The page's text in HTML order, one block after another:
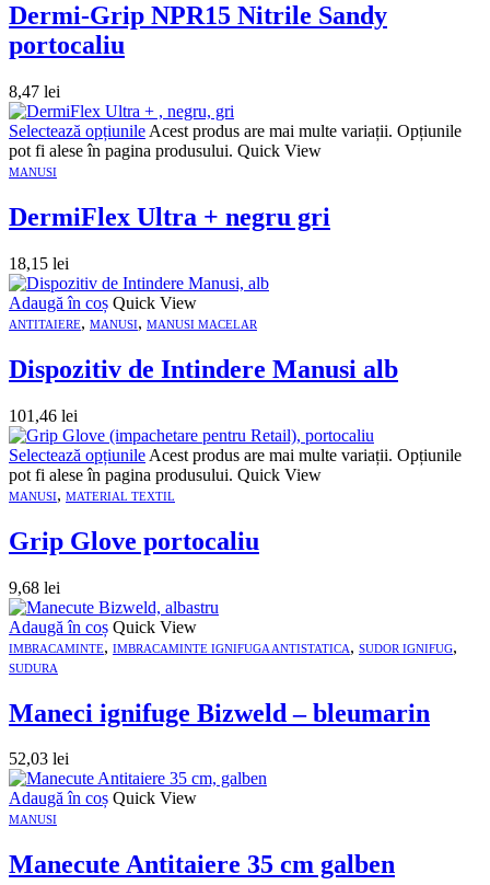
Dermi-Grip NPR15 Nitrile Sandy
portocaliu
8,47 lei
Selectează opțiunile Acest produs are mai multe variații. Opțiunile
pot fi alese în pagina produsului. Quick View
MANUSI
DermiFlex Ultra + negru gri
18,15 lei
Adaugă în coș Quick View
ANTITAIERE, MANUSI, MANUSI MACELAR
Dispozitiv de Intindere Manusi alb
101,46 lei
Selectează opțiunile Acest produs are mai multe variații. Opțiunile
pot fi alese în pagina produsului. Quick View
MANUSI, MATERIAL TEXTIL
Grip Glove portocaliu
9,68 lei
Adaugă în coș Quick View
IMBRACAMINTE, IMBRACAMINTE IGNIFUGA ANTISTATICA, SUDOR IGNIFUG,
SUDURA
Maneci ignifuge Bizweld – bleumarin
52,03 lei
Adaugă în coș Quick View
MANUSI
Manecute Antitaiere 35 cm galben